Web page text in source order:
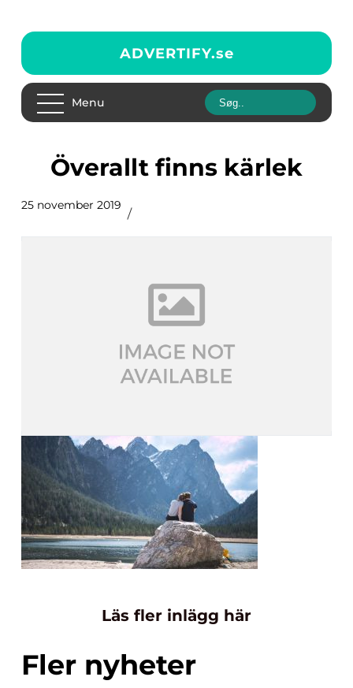
ADVERTIFY.se
Menu
Överallt finns kärlek
25 november 2019
Läs fler inlägg här
Fler nyheter